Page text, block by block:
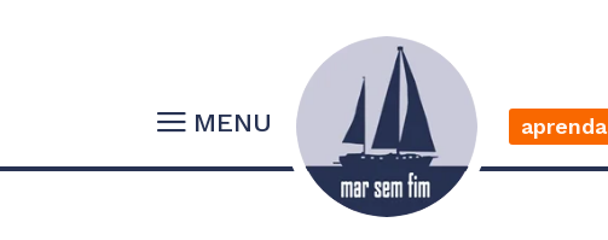
MENU aprenda